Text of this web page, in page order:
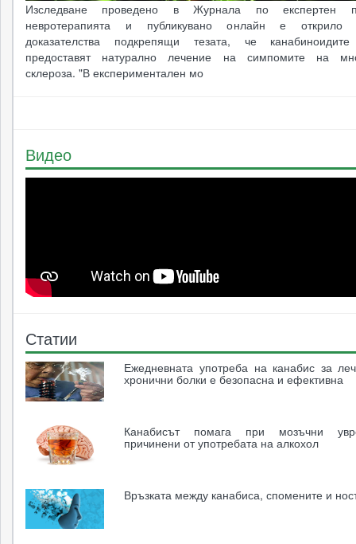
Изследване проведено в Журнала по експертен
невротерапията и публикувано онлайн е открило
доказателства подкрепящи тезата, че
предоставят натурално лечение на симпомите на
склероза. "В експериментален мо
Видео
Статии
Ежедневната употреба на канабис за
хронични болки е безопасна и ефективна
Канабисът помага при мозъчни
причинени от употребата на алкохол
Връзката между канабиса, спомените и